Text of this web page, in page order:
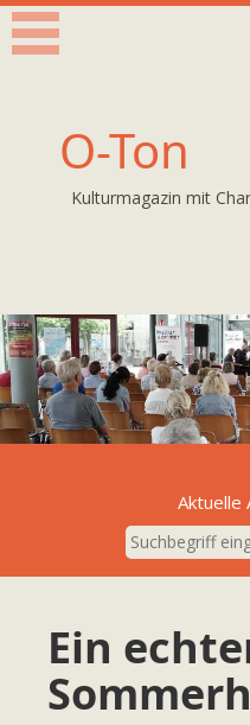
O-Ton
Kulturmagazin mit
Aktuelle
Ein